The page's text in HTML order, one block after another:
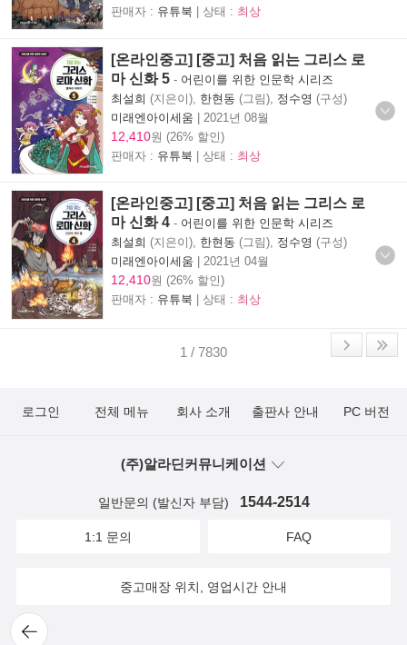
판매자 : 유튜북 | 상태 : 최상
[온라인중고] [중고] 처음 읽는 그리스 로
마 신화 5 - 어린이를 위한 인문학 시리즈
최설희 (지은이), 한현동 (그림), 정수영 (구성)
미래엔아이세움 | 2021년 08월
12,410원 (26% 할인)
판매자 : 유튜북 | 상태 : 최상
[온라인중고] [중고] 처음 읽는 그리스 로
마 신화 4 - 어린이를 위한 인문학 시리즈
최설희 (지은이), 한현동 (그림), 정수영 (구성)
미래엔아이세움 | 2021년 04월
12,410원 (26% 할인)
판매자 : 유튜북 | 상태 : 최상
1 / 7830
뒤로
로그인 전체 메뉴 회사 소개 출판사 안내 PC 버전
(주)알라딘커뮤니케이션
일반문의 (발신자 부담) 1544-2514
1:1 문의 FAQ
중고매장 위치, 영업시간 안내